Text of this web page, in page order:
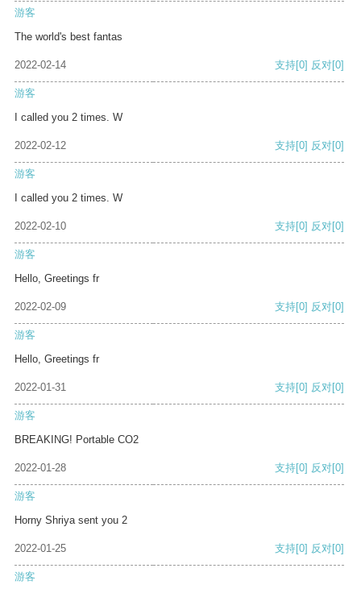
游客
The world's best fantas
2022-02-14 支持[0] 反对[0]
游客
I called you 2 times. W
2022-02-12 支持[0] 反对[0]
游客
I called you 2 times. W
2022-02-10 支持[0] 反对[0]
游客
Hello, Greetings fr
2022-02-09 支持[0] 反对[0]
游客
Hello, Greetings fr
2022-01-31 支持[0] 反对[0]
游客
BREAKING! Portable CO2
2022-01-28 支持[0] 反对[0]
游客
Horny Shriya sent you 2
2022-01-25 支持[0] 反对[0]
游客